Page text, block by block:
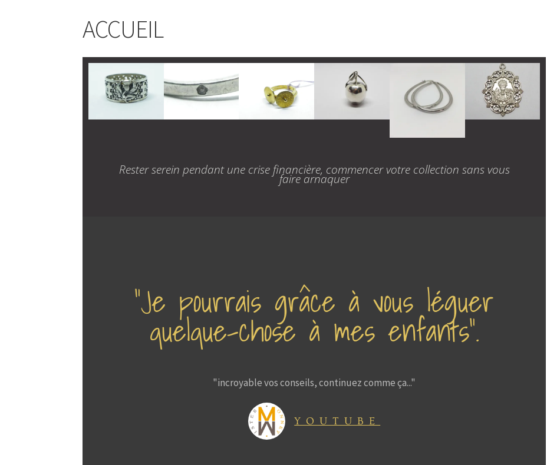
ACCUEIL
Rester serein pendant une crise financière, commencer votre collection sans vous
faire arnaquer
“Je pourrais grâce à vous léguer
quelque-chose à mes enfants”.
"incroyable vos conseils, continuez comme ça..."
YOUTUBE